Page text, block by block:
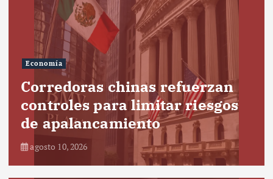
Economía
Corredoras chinas refuerzan
controles para limitar riesgos
de apalancamiento
agosto 10, 2026